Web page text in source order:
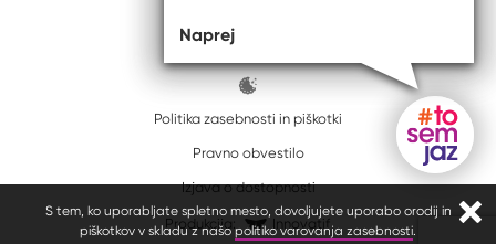
S tem, ko uporabljate spletno mesto, dovoljujete uporabo orodij in
piškotkov v skladu z našopolitiko varovanja zasebnosti.
ISSN spletišča: 2820-5960
Politika zasebnosti in piškotki
Pravno obvestilo
Izjava o dostopnosti
Produkcija: Innovatif
Gumb
Naprej